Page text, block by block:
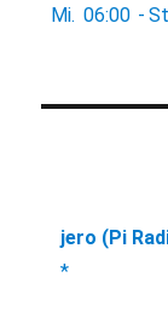
Mi. 06:00 -
jero (Pi
*